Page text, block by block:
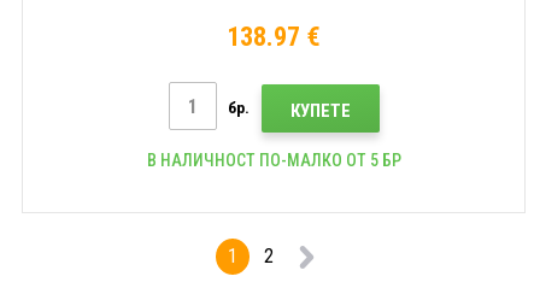
138.97 €
бр. КУПЕТЕ
В НАЛИЧНОСТ ПО-МАЛКО ОТ 5 БР
1 2